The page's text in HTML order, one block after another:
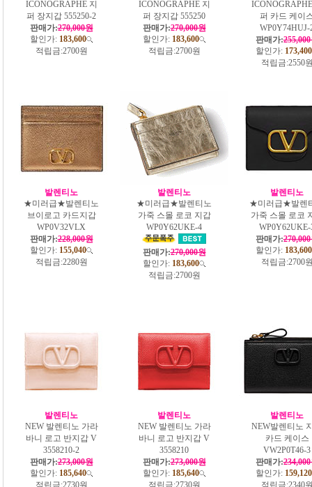
ICONOGRAPHE 지
퍼 장지갑 555250-2
판매가:270,000원
할인가: 183,600
적립금:2700원
ICONOGRAPHE 지
퍼 장지갑 555250
판매가:270,000원
할인가: 183,600
적립금:2700원
퍼 카드 케이
WP0Y74HUJ-
판매가:
할인가: 173,400
적립금:2550
발렌티노
★미러급★발렌티노
브이로고 카드지갑
WP0V32VLX
판매가:228,000원
할인가: 155,040
적립금:2280원
발렌티노
★미러급★발렌티노
가죽 스몰 로코 지갑
WP0Y62UKE-4
판매가:270,000원
할인가: 183,600
적립금:2700원
발렌티노
★미러급★발렌
가죽 스몰 로코
WP0Y62UKE-
판매가:
할인가: 183,600
적립금:2700
발렌티노
NEW 발렌티노 가라
바니 로고 반지갑 V
3558210-2
판매가:273,000원
할인가: 185,640
적립금:2730원
발렌티노
NEW 발렌티노 가라
바니 로고 반지갑 V
3558210
판매가:273,000원
할인가: 185,640
적립금:2730원
발렌티노
NEW발렌티노
카드 케이스
VW2P0T46-3
판매가:
할인가: 159,120
적립금:2340